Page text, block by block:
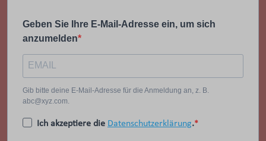
Geben Sie Ihre E-Mail-Adresse ein, um sich
anzumelden
Gib bitte deine E-Mail-Adresse für die Anmeldung an, z. B.
abc@xyz.com.
Ich akzeptiere die Datenschutzerklärung.